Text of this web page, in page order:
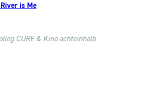
is Me
CURE & Kino achteinhalb